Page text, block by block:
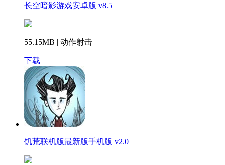
长空暗影游戏安卓版 v8.5
55.15MB | 动作射击
下载
饥荒联机版最新版手机版 v2.0